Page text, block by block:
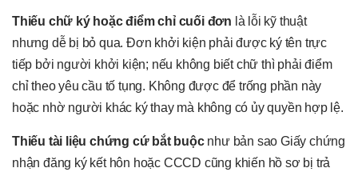
Thiếu chữ ký hoặc điểm chỉ cuối đơn là lỗi kỹ thuật
nhưng dễ bị bỏ qua. Đơn khởi kiện phải được ký tên trực
tiếp bởi người khởi kiện; nếu không biết chữ thì phải điểm
chỉ theo yêu cầu tố tụng. Không được để trống phần này
hoặc nhờ người khác ký thay mà không có ủy quyền hợp lệ.
Thiếu tài liệu chứng cứ bắt buộcnhư bản sao Giấy chứng
nhận đăng ký kết hôn hoặc CCCD cũng khiến hồ sơ bị trả